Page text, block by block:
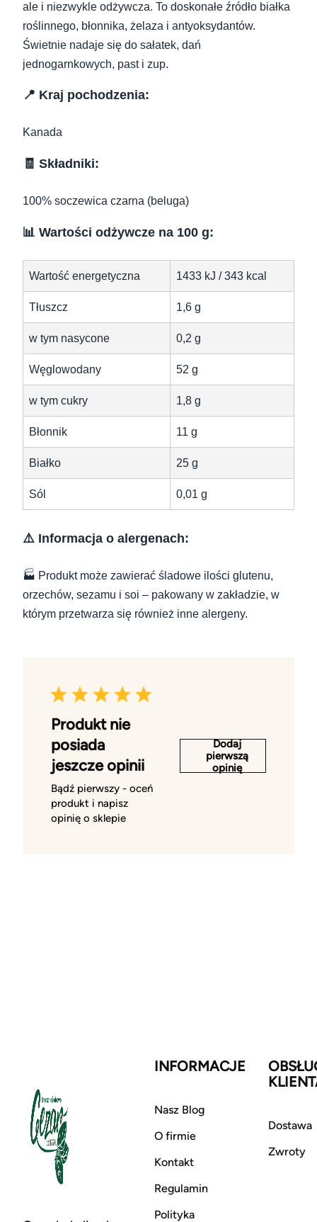
ale i niezwykle odżywcza. To doskonałe źródło białka
roślinnego, błonnika, żelaza i antyoksydantów.
Świetnie nadaje się do sałatek, dań
jednogarnkowych, past i zup.
📍 Kraj pochodzenia:
Kanada
🧾 Składniki:
100% soczewica czarna (beluga)
📊 Wartości odżywcze na 100 g:
Wartość energetyczna 1433 kJ / 343 kcal
Tłuszcz 1,6 g
w tym nasycone 0,2 g
Węglowodany 52 g
w tym cukry 1,8 g
Błonnik 11 g
Białko 25 g
Sól 0,01 g
⚠️ Informacja o alergenach:
🏭 Produkt może zawierać śladowe ilości glutenu,
orzechów, sezamu i soi – pakowany w zakładzie, w
którym przetwarza się również inne alergeny.
Produkt nie
posiada
jeszcze opinii
Bądź pierwszy - oceń
produkt i napisz
opinię o sklepie
Dodaj
pierwszą
opinię
INFORMACJE
Nasz Blog
O firmie
Kontakt
Regulamin
Polityka
Dostawa
Zwroty